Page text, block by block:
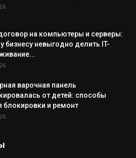
на компьютеры и серверы:
бизнесу невыгодно делить IT-
варочная панель
от детей: способы
блокировки и ремонт